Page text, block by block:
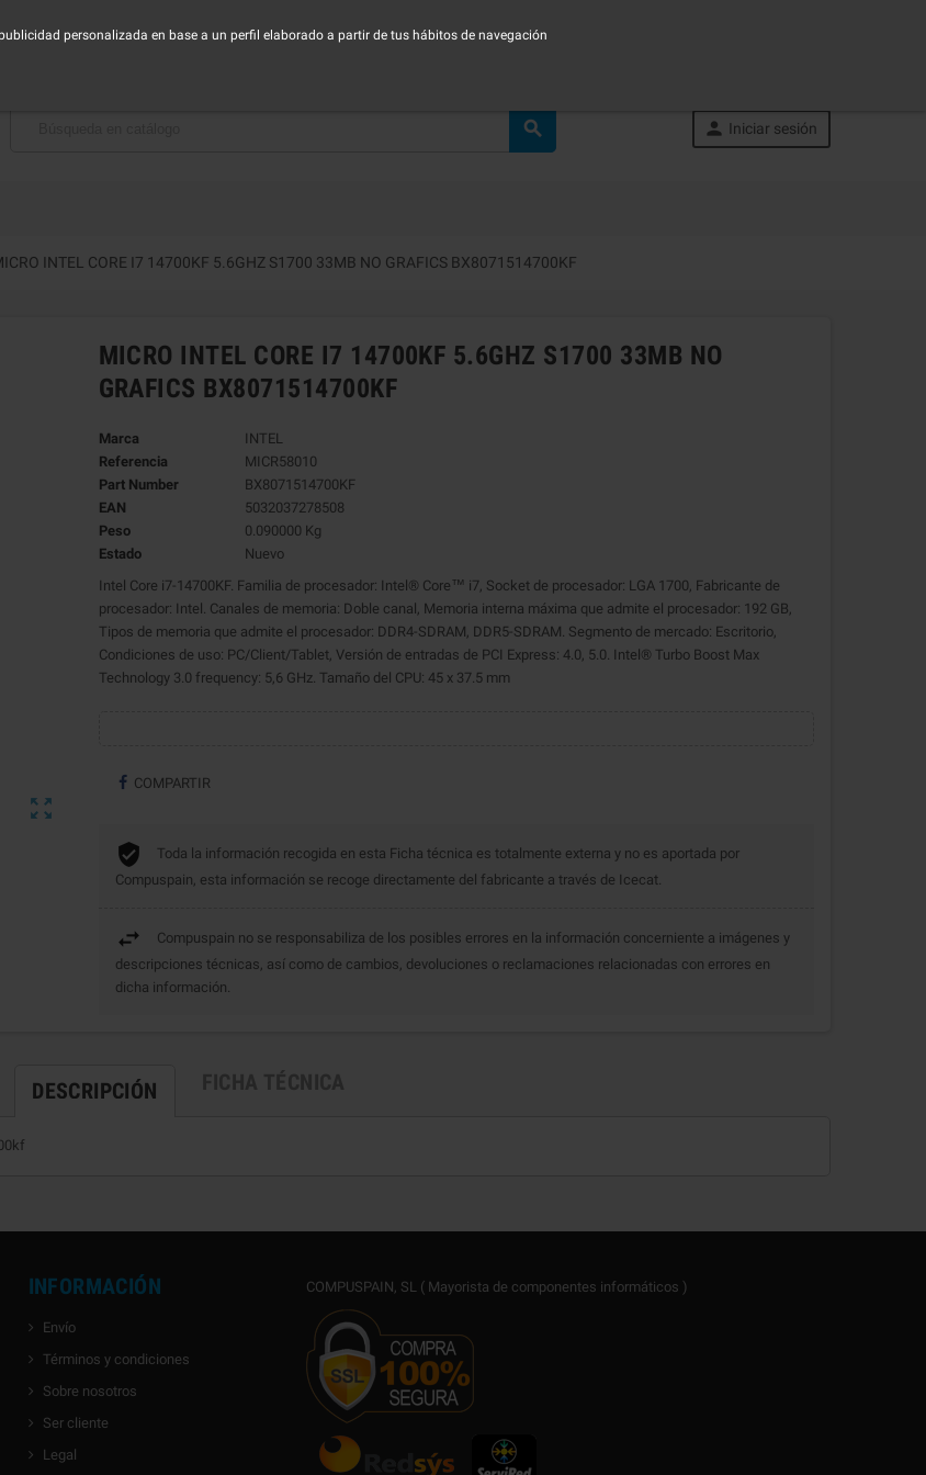
personalizada en base a un perfil elaborado a partir de tus hábitos de navegación
NOSOTROS
  Iniciar sesión
INTEL CORE I7 14700KF 5.6GHZ S1700 33MB NO GRAFICS BX8071514700KF

MICRO INTEL CORE I7 14700KF 5.6GHZ S1700 33MB NO
GRAFICS BX8071514700KF
Marca
INTEL
Referencia
MICR58010
Part Number
BX8071514700KF
EAN
5032037278508
Peso
0.090000 Kg
Estado
Nuevo
Intel Core i7-14700KF. Familia de procesador: Intel® Core™ i7, Socket de procesador: LGA 1700, Fabricante de
procesador: Intel. Canales de memoria: Doble canal, Memoria interna máxima que admite el procesador: 192 GB,
Tipos de memoria que admite el procesador: DDR4-SDRAM, DDR5-SDRAM. Segmento de mercado: Escritorio,
Condiciones de uso: PC/Client/Tablet, Versión de entradas de PCI Express: 4.0, 5.0. Intel® Turbo Boost Max
Technology 3.0 frequency: 5,6 GHz. Tamaño del CPU: 45 x 37.5 mm
COMPARTIR
Toda la información recogida en esta Ficha técnica es totalmente externa y no es aportada por
Compuspain, esta información se recoge directamente del fabricante a través de Icecat.
Compuspain no se responsabiliza de los posibles errores en la información concerniente a imágenes y
descripciones técnicas, así como de cambios, devoluciones o reclamaciones relacionadas con errores en
dicha información.
DESCRIPCIÓN
INFORMACIÓN
Envío
Términos y condiciones
Sobre nosotros
Ser cliente
Legal
COMPUSPAIN, SL ( Mayorista de componentes informáticos )